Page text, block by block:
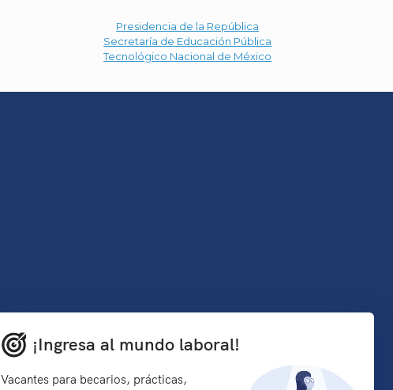
Presidencia de la República
Secretaría de Educación Pública
Tecnológico Nacional de México
¡Ingresa al mundo laboral!
Vacantes para becarios, prácticas,